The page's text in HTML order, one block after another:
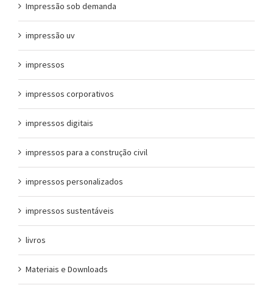
Impressão sob demanda
impressão uv
impressos
impressos corporativos
impressos digitais
impressos para a construção civil
impressos personalizados
impressos sustentáveis
livros
Materiais e Downloads